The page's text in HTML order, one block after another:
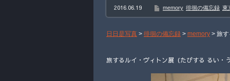
2016.06.19 memory 徘徊の備忘録 東
日日是写真 > 徘徊の備忘録 > memory > 旅
旅するルイ・ヴィトン展（たびする るい